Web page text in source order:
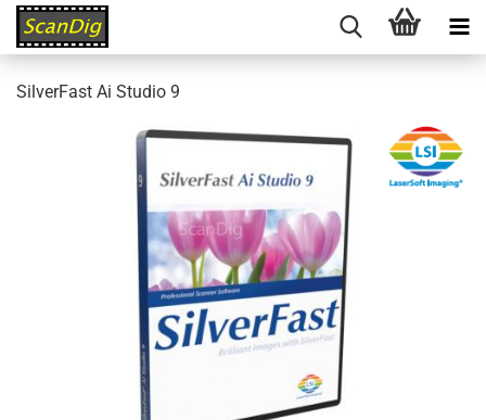
SilverFast Ai Studio 9